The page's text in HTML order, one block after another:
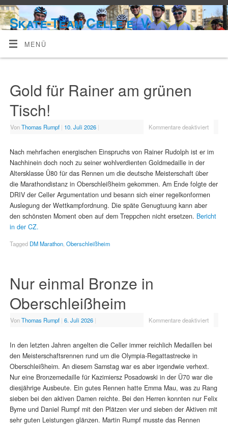
Skate-Team Celle e. V.
MENÜ
Gold für Rainer am grünen
Tisch!
VonThomas Rumpf | 10. Juli 2026 | Kommentare deaktiviert
Nach mehrfachen energischen Einspruchs von Rainer Rudolph ist er im
Nachhinein doch noch zu seiner wohlverdienten Goldmedaille in der
Altersklasse Ü80 für das Rennen um die deutsche Meisterschaft über
die Marathondistanz in Oberschleißheim gekommen. Am Ende folgte der
DRIV der Celler Argumentation und besann sich einer regelkonformen
Auslegung der Wettkampfordnung. Die späte Genugtuung kann aber
den schönsten Moment oben auf dem Treppchen nicht ersetzen. Bericht
in der CZ.
Tagged DM Marathon, Oberschleißheim
Nur einmal Bronze in
Oberschleißheim
VonThomas Rumpf | 6. Juli 2026 | Kommentare deaktiviert
In den letzten Jahren angelten die Celler immer reichlich Medaillen bei
den Meisterschaftsrennen rund um die Olympia-Regattastrecke in
Oberschleißheim. An diesem Samstag war es aber irgendwie verhext.
Nur eine Bronzemedaille für Kazimiersz Posadowski in der Ü70 war die
diesjährige Ausbeute. Ein gutes Rennen hatte Emma Mau, was zu Rang
sieben bei den aktiven Damen reichte. Bei den Herren konnten nur Felix
Byrne und Daniel Rumpf mit den Plätzen vier und sieben der Aktiven mit
sehr guten Leistungen glänzen. Martin Rumpf musste das Rennen